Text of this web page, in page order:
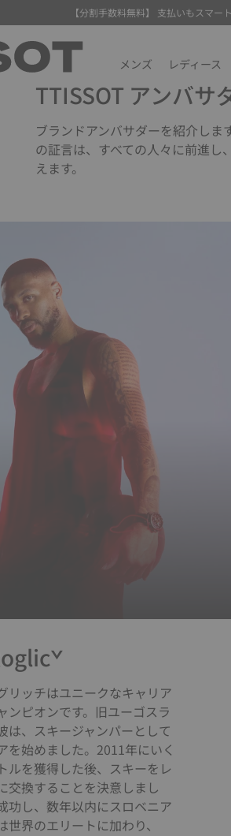
【分割手数料無料】 支払いもスマ
メンズ レディース
TTISSOT アンバサ
ブランドアンバサダーを紹介しま
の証言は、すべての人々に前進
えます。
リッチはユニークなキャリア
ンピオンです。旧ユーゴスラ
は、スキージャンパーとして
を始めました。2011年にいく
ルを獲得した後、スキーをレ
交換することを決意しまし
功し、数年以内にスロベニア
界のエリートに加わり、